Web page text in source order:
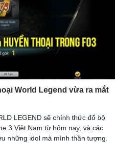
World Legend vừa ra mắt
LEGEND sẽ chính thức đổ bộ
3 Việt Nam từ hôm nay, và các
những idol mà mình thần tượng.